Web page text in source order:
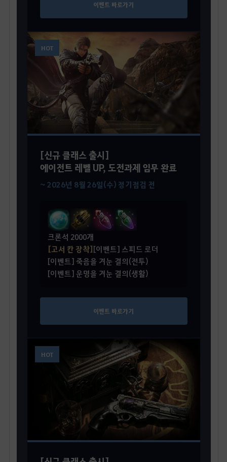
이벤트 바로가기
HOT
[신규 클래스 출시]
에이전트 레벨 UP, 도전과제 임무 완료
~ 2026년 8월 26일(수) 정기점검 전
크론석 2000개
[고서 칸 장착][이벤트] 스피드 로더
[이벤트] 죽음을 겨눈 결의(전투)
[이벤트] 운명을 겨눈 결의(생활)
이벤트 바로가기
HOT